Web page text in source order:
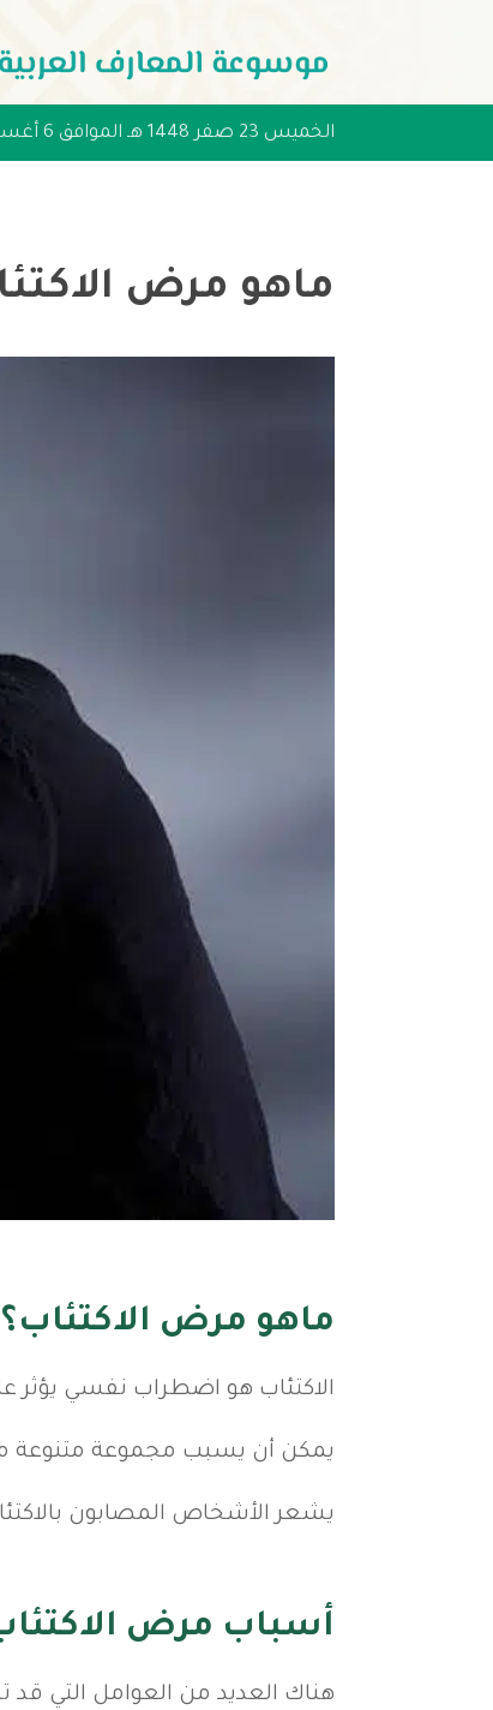
الخميس 23 صفر 1448 هـ الموافق 6 أغسطس 2026 مـ
ماهو مرض
ماهو مرض الاكتئاب؟
الاكتئاب هو اضطراب نفسي
يمكن أن يسبب مجموعة متنوعة من
يشعر الأشخاص المصابون
أسباب مرض
هناك العديد من العوامل التي قد